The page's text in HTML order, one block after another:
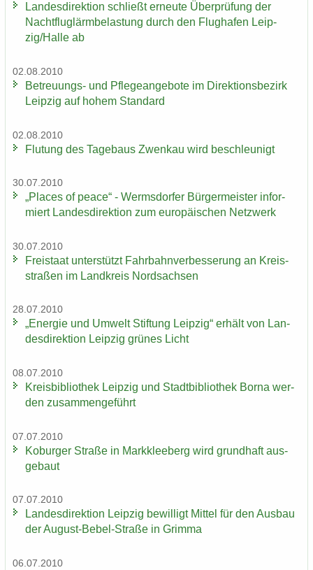
Lan­des­di­rek­ti­on schließt er­neu­te Über­prü­fung der
Nacht­flug­lärm­be­las­tung durch den Flug­ha­fen Leip­
zig/Halle ab
02.08.2010
Betreuungs-​ und Pfle­ge­an­ge­bo­te im Di­rek­ti­ons­be­zirk
Leip­zig auf hohem Stan­dard
02.08.2010
Flu­tung des Ta­ge­baus Zwenkau wird be­schleu­nigt
30.07.2010
„Places of peace“ - Werms­dor­fer Bür­ger­meis­ter in­for­
miert Lan­des­di­rek­ti­on zum eu­ro­päi­schen Netz­werk
30.07.2010
Frei­staat un­ter­stützt Fahr­bahn­ver­bes­se­rung an Kreis­
stra­ßen im Land­kreis Nord­sach­sen
28.07.2010
„En­er­gie und Um­welt Stif­tung Leip­zig“ er­hält von Lan­
des­di­rek­ti­on Leip­zig grü­nes Licht
08.07.2010
Kreis­bi­blio­thek Leip­zig und Stadt­bi­blio­thek Borna wer­
den zu­sam­men­ge­führt
07.07.2010
Ko­bur­ger Stra­ße in Mark­klee­berg wird grund­haft aus­
ge­baut
07.07.2010
Lan­des­di­rek­ti­on Leip­zig be­wil­ligt Mit­tel für den Aus­bau
der August-​Bebel-Straße in Grim­ma
06.07.2010